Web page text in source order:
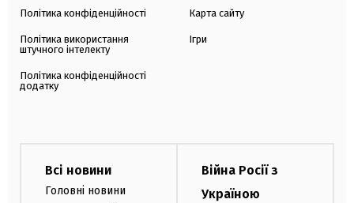
Політика конфіденційності
Політика використання
штучного інтелекту
Політика конфіденційності
додатку
Карта сайту
Ігри
Всі новини
Головні новини
Війна Росії з
Україною